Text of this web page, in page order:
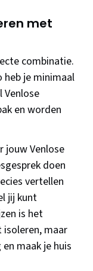
met
combinatie.
heb je minimaal
Venlose
en worden
jouw Venlose
doen
vertellen
jij kunt
is het
maar
maak je huis